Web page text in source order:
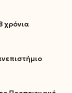
χρόνια